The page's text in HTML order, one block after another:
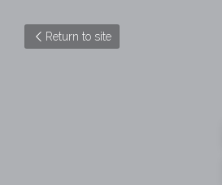
Return to site